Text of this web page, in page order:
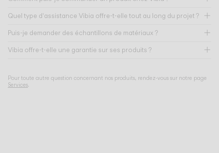
Quel type d'assistance Vibia offre-t-elle tout au long du projet ?
Puis-je demander des échantillons de matériaux ?
Vibia offre-t-elle une garantie sur ses produits ?
Pour toute autre question concernant nos produits, rendez-vous sur notre page
Services.